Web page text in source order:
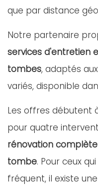
que par distance
Notre partenaire
services d'entretien
tombes, adaptés
variés, disponible
Les offres débutent
pour quatre
rénovation
tombe. Pour ceux
fréquent, il existe